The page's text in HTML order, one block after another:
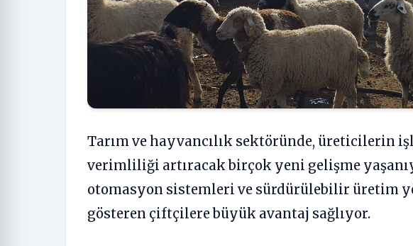
Tarım ve hayvancılık sektöründe, üreticilerin
verimliliği artıracak birçok yeni gelişme
otomasyon sistemleri ve sürdürülebilir üretim
gösteren çiftçilere büyük avantaj sağlıyor.